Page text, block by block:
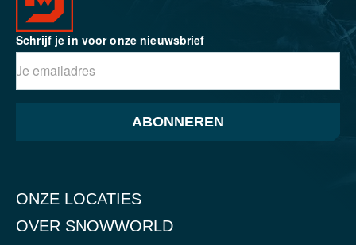
Schrijf je in voor onze nieuwsbrief
ABONNEREN
ONZE LOCATIES
OVER SNOWWORLD